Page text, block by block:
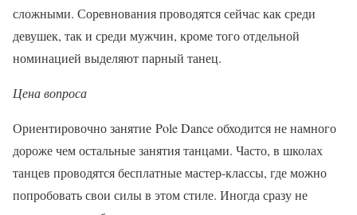
сложными. Соревнования проводятся сейчас как среди
девушек, так и среди мужчин, кроме того отдельной
номинацией выделяют парный танец.
Цена вопроса
Ориентировочно занятие Pole Dance обходится не намного
дороже чем остальные занятия танцами. Часто, в школах
танцев проводятся бесплатные мастер-классы, где можно
попробовать свои силы в этом стиле. Иногда сразу не